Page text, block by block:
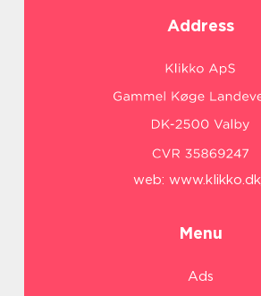
Address
web:
Menu
Ads